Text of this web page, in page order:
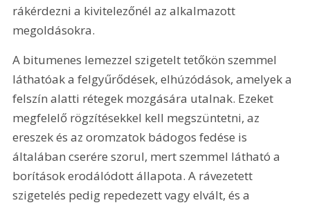
rákérdezni a kivitelezőnél az alkalmazott
megoldásokra.
A bitumenes lemezzel szigetelt tetőkön szemmel
láthatóak a felgyűrődések, elhúzódások, amelyek a
felszín alatti rétegek mozgására utalnak. Ezeket
megfelelő rögzítésekkel kell megszüntetni, az
ereszek és az oromzatok bádogos fedése is
általában cserére szorul, mert szemmel látható a
borítások erodálódott állapota. A rávezetett
szigetelés pedig repedezett vagy elvált, és a